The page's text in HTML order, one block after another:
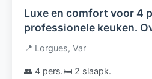
Luxe en comfort voor 4
professionele keuken.
75m2. Verwarmd
📍 Lorgues, Var
👥 4 pers.🛏️ 2 slaapk.